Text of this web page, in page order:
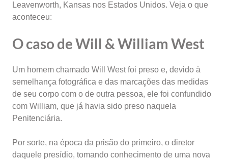
Leavenworth, Kansas nos Estados Unidos. Veja o que
aconteceu:
O caso de Will & William West
Um homem chamado Will West foi preso e, devido à
semelhança fotográfica e das marcações das medidas
de seu corpo com o de outra pessoa, ele foi confundido
com William, que já havia sido preso naquela
Penitenciária.
Por sorte, na época da prisão do primeiro, o diretor
daquele presídio, tomando conhecimento de uma nova